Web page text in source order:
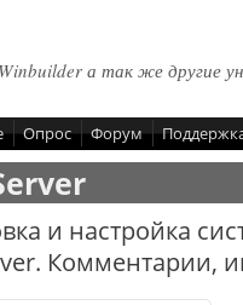
а так же другие
Опрос Форум
и настройка
Комментарии,